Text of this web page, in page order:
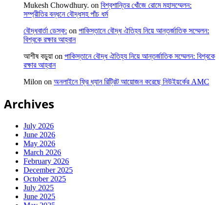
Mukesh Chowdhury. on বিশ্বশান্তির খোঁজে রোমে মহাসম্মেলন:
সম্প্রীতির বন্ধনে বৌদ্ধসহ পাঁচ ধর্ম
বৌদ্ধবার্তা ডেস্ক: on পাকিস্তানে বৌদ্ধ ঐতিহ্য নিয়ে আন্তর্জাতিক সম্মেলন:
বিশ্বকে রক্ষার আহ্বান
আশীষ বড়ুয়া on পাকিস্তানে বৌদ্ধ ঐতিহ্য নিয়ে আন্তর্জাতিক সম্মেলন: বিশ্বকে
রক্ষার আহ্বান
Milon on অনলাইনে ফ্রি ধ্যান রিট্রিট আয়োজন করেছে নিউইয়র্কের AMC
Archives
July 2026
June 2026
May 2026
March 2026
February 2026
December 2025
October 2025
July 2025
June 2025